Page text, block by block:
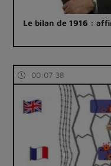
Le bilan de 1916 :
00:07:38